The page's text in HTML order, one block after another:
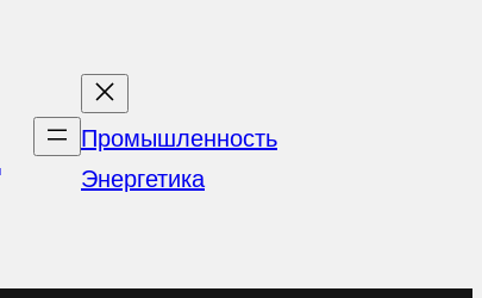
Промышленность
Энергетика